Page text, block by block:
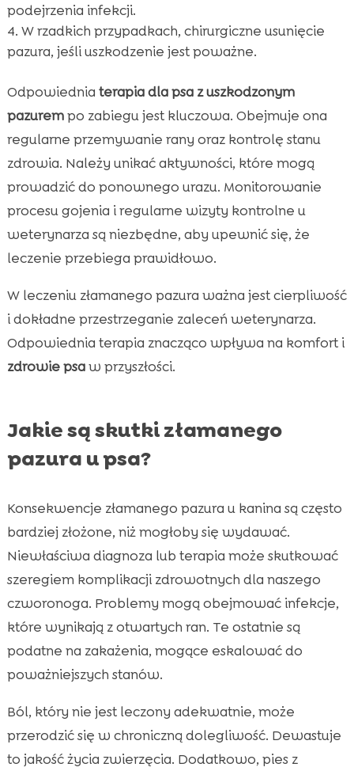
podejrzenia infekcji.
W rzadkich przypadkach, chirurgiczne usunięcie
pazura, jeśli uszkodzenie jest poważne.
Odpowiednia terapia dla psa z uszkodzonym
pazurempo zabiegu jest kluczowa. Obejmuje ona
regularne przemywanie rany oraz kontrolę stanu
zdrowia. Należy unikać aktywności, które mogą
prowadzić do ponownego urazu. Monitorowanie
procesu gojenia i regularne wizyty kontrolne u
weterynarza są niezbędne, aby upewnić się, że
leczenie przebiega prawidłowo.
W leczeniu złamanego pazura ważna jest cierpliwość
i dokładne przestrzeganie zaleceń weterynarza.
Odpowiednia terapia znacząco wpływa na komfort i
zdrowie psaw przyszłości.
Jakie są skutki złamanego
pazura u psa?
Konsekwencje złamanego pazura u kanina są często
bardziej złożone, niż mogłoby się wydawać.
Niewłaściwa diagnoza lub terapia może skutkować
szeregiem komplikacji zdrowotnych dla naszego
czworonoga. Problemy mogą obejmować infekcje,
które wynikają z otwartych ran. Te ostatnie są
podatne na zakażenia, mogące eskalować do
poważniejszych stanów.
Ból, który nie jest leczony adekwatnie, może
przerodzić się w chroniczną dolegliwość. Dewastuje
to jakość życia zwierzęcia. Dodatkowo, pies z